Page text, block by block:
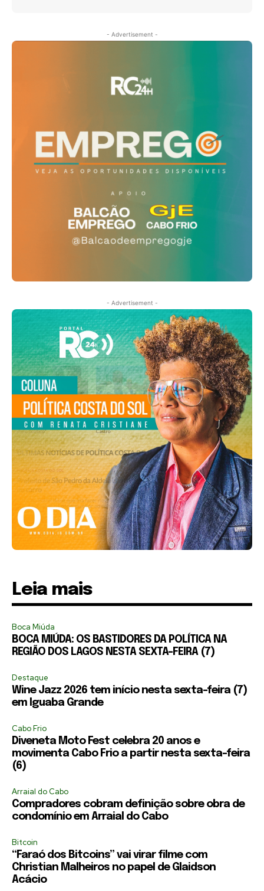
- Advertisement -
- Advertisement -
Leia mais
Boca Miúda
BOCA MIÚDA: OS BASTIDORES DA POLÍTICA NA
REGIÃO DOS LAGOS NESTA SEXTA-FEIRA (7)
Destaque
Wine Jazz 2026 tem início nesta sexta-feira (7)
em Iguaba Grande
Cabo Frio
Diveneta Moto Fest celebra 20 anos e
movimenta Cabo Frio a partir nesta sexta-feira
(6)
Arraial do Cabo
Compradores cobram definição sobre obra de
condomínio em Arraial do Cabo
Bitcoin
“Faraó dos Bitcoins” vai virar filme com
Christian Malheiros no papel de Glaidson
Acácio